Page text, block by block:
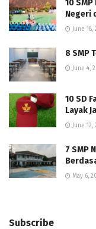
10
Negeri
June 18,
8 SMP
June 4,
10 SD
Layak
June 12,
7 SMP
May 6,
Subscribe